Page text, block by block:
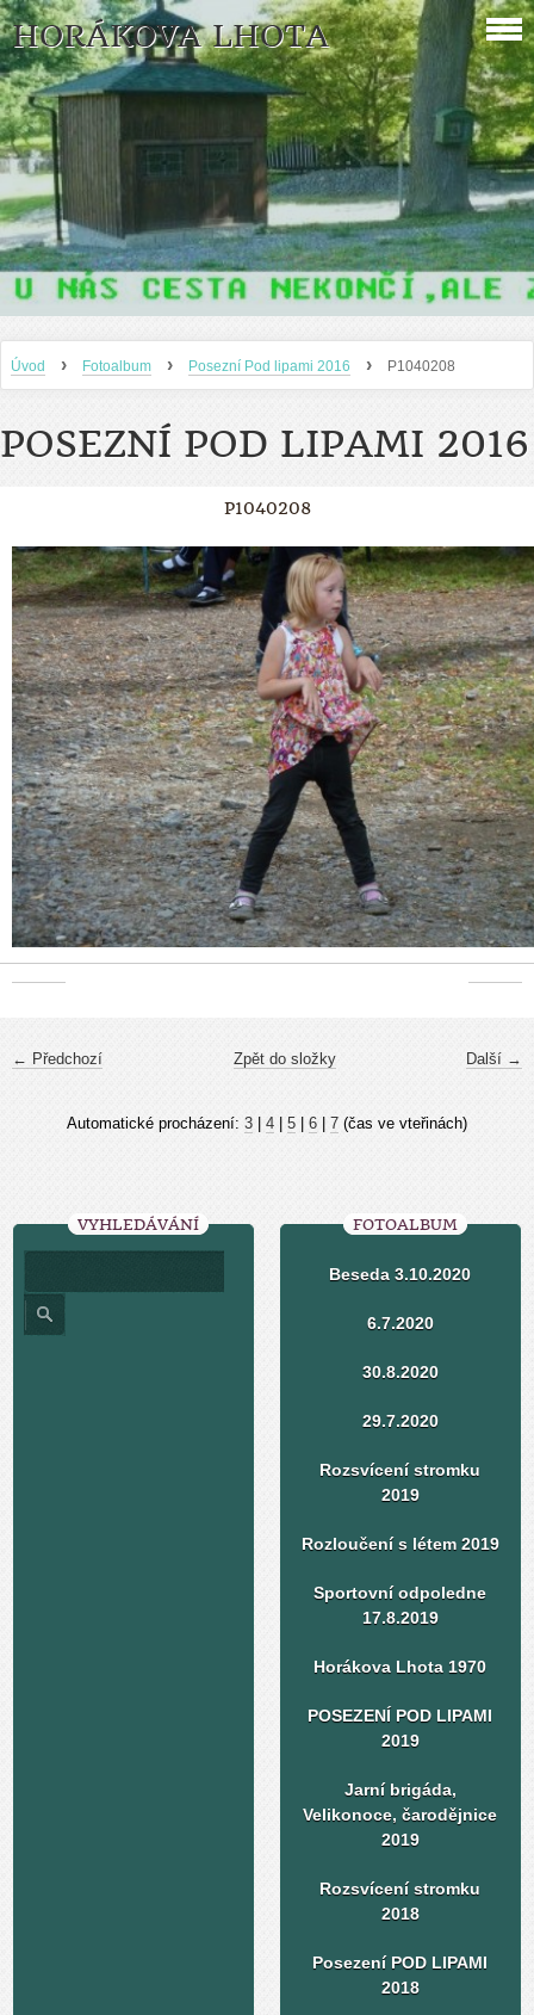
HORÁKOVA LHOTA
Úvod › Fotoalbum › Posezní Pod lipami 2016 › P1040208
POSEZNÍ POD LIPAMI 2016
P1040208
← Předchozí Další →
Zpět do složky
Automatické procházení: 3 4 5 6 7 (čas ve vteřinách)
VYHLEDÁVÁNÍ FOTOALBUM
Beseda 3.10.2020
6.7.2020
30.8.2020
29.7.2020
Rozsvícení stromku
2019
Rozloučení s létem 2019
Sportovní odpoledne
17.8.2019
Horákova Lhota 1970
POSEZENÍ POD LIPAMI
2019
Jarní brigáda,
Velikonoce, čarodějnice
2019
Rozsvícení stromku
2018
Posezení POD LIPAMI
2018